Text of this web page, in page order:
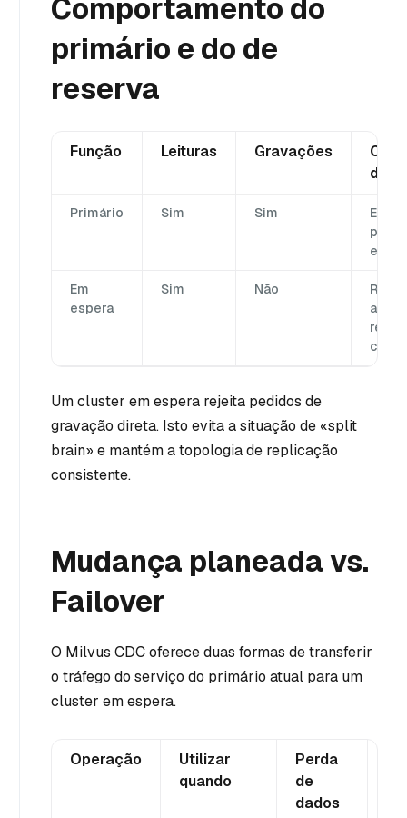
Comportamento do
primário e do de
reserva
Função Leituras Gravações
de
Primário Sim Sim
para
em
Em
espera
Sim Não
Um cluster em espera rejeita pedidos de
gravação direta. Isto evita a situação de «split
brain» e mantém a topologia de replicação
consistente.
Mudança planeada vs.
Failover
O Milvus CDC oferece duas formas de transferir
o tráfego do serviço do primário atual para um
cluster em espera.
Operação
Utilizar
quando
Perda
de
dados